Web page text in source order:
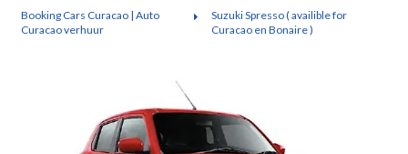
Booking Cars Curacao | Auto
Curacao verhuur
Suzuki Spresso ( availible for
Curacao en Bonaire )